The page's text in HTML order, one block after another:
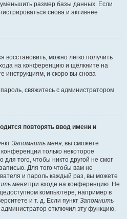
размер базы данных. Если
снова и активнее
восстановить, можно легко получить
на конференцию и щёлкните на
инструкциям, и скоро вы снова
свяжитесь с администратором
повторять ввод имени и
Запомнить меня, вы сможете
только некоторое
того, чтобы никто другой не смог
Для того чтобы вам не
и пароль каждый раз, вы можете
меня при входе на конференцию. Не
компьютере, например в
и т. д. Если пункт Запомнить
администратор отключил эту функцию.